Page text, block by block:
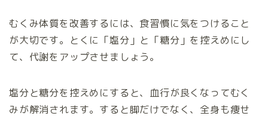
むくみ体質を改善するには、食習慣に気をつけること
が大切です。とくに「塩分」と「糖分」を控えめにし
て、代謝をアップさせましょう。
塩分と糖分を控えめにすると、血行が良くなってむく
みが解消されます。すると脚だけでなく、全身も痩せ